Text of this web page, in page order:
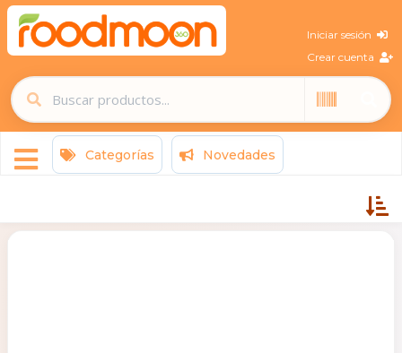
Iniciar sesión
Crear cuenta
Categorías Novedades